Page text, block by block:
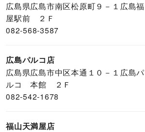
広島県広島市南区松原町９－１広島福
屋駅前 ２Ｆ
082-568-3587
広島パルコ店
広島県広島市中区本通１０－１広島パ
ルコ 本館 ２Ｆ
082-542-1678
福山天満屋店